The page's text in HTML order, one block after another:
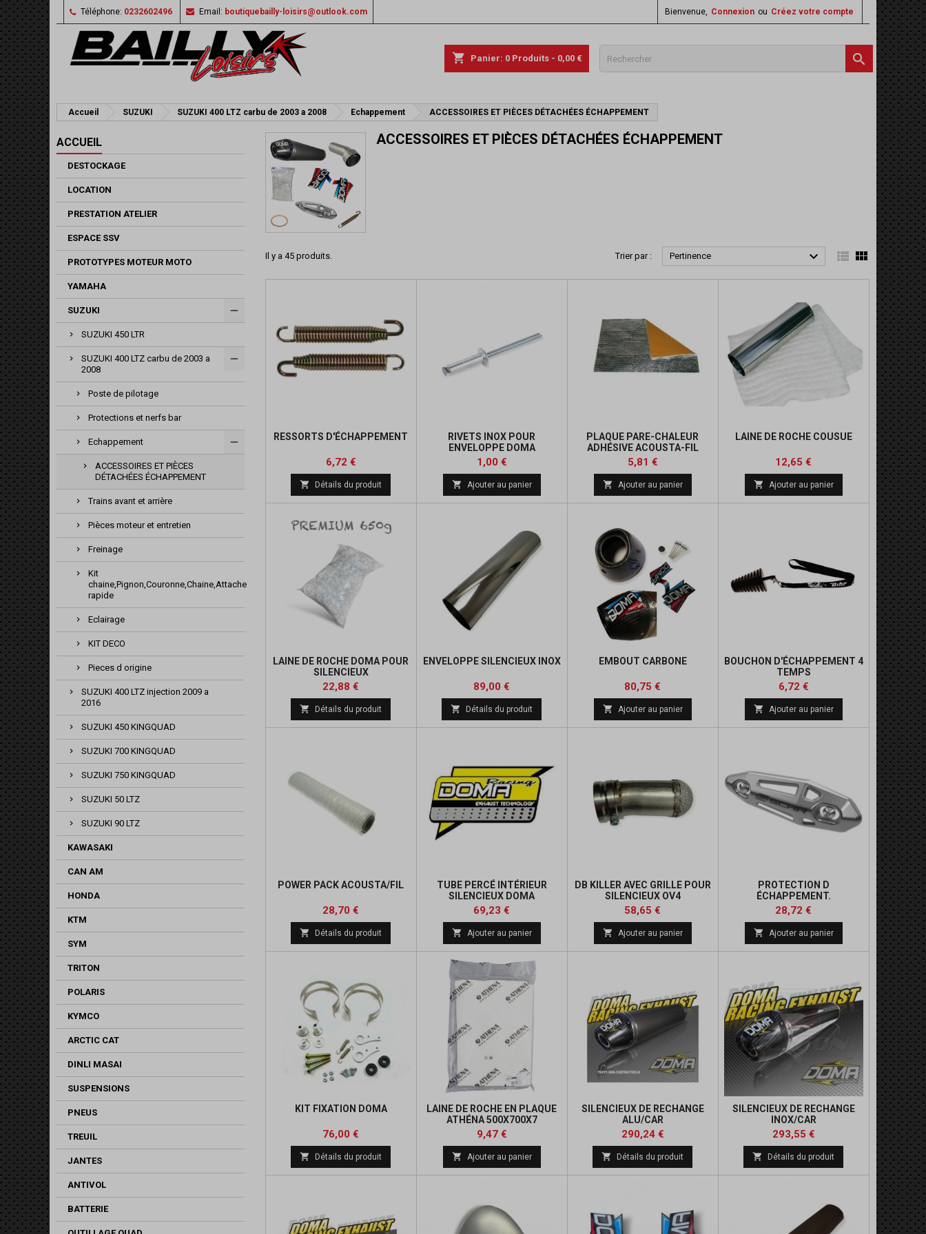
Téléphone: 0232602496 Email: boutiquebailly-loisirs@outlook.com Bienvenue, Connexion ou Créez votre compte

shopping_cart Panier: 0 Produits - 0,00 €
Accueil SUZUKI SUZUKI 400 LTZ carbu de 2003 a 2008 Echappement ACCESSOIRES ET PIÈCES DÉTACHÉES ÉCHAPPEMENT
ACCUEIL
DESTOCKAGE
LOCATION
PRESTATION ATELIER
ESPACE SSV
PROTOTYPES MOTEUR MOTO
YAMAHA
SUZUKI
SUZUKI 450 LTR
SUZUKI 400 LTZ carbu de 2003 a
2008
Poste de pilotage
Protections et nerfs bar
Echappement
ACCESSOIRES ET PIÈCES
DÉTACHÉES ÉCHAPPEMENT
Trains avant et arrière
Pièces moteur et entretien
Freinage
Kit
chaine,Pignon,Couronne,Chaine,Attache
rapide
Eclairage
KIT DECO
Pieces d origine
SUZUKI 400 LTZ injection 2009 a
2016
SUZUKI 450 KINGQUAD
SUZUKI 700 KINGQUAD
SUZUKI 750 KINGQUAD
SUZUKI 50 LTZ
SUZUKI 90 LTZ
KAWASAKI
CAN AM
HONDA
KTM
SYM
TRITON
POLARIS
KYMCO
ARCTIC CAT
DINLI MASAI
SUSPENSIONS
PNEUS
TREUIL
JANTES
ANTIVOL
BATTERIE
ACCESSOIRES ET PIÈCES DÉTACHÉES ÉCHAPPEMENT
Il y a 45 produits. Trier par : Pertinence   
RESSORTS D'ÉCHAPPEMENT
Prix
6,72 €Prix
base
 Détails du produit
RIVETS INOX POUR
ENVELOPPE DOMA
Prix
1,00 €
 Ajouter au panier
PLAQUE PARE-CHALEUR
ADHÉSIVE ACOUSTA-FIL
200X300MM
Prix
5,81 €Prix
base
 Ajouter au panier
LAINE DE ROCHE COUSUE
Prix
12,65 €
base
 Ajouter au panier
LAINE DE ROCHE DOMA POUR
SILENCIEUX
Prix
22,88 €
base
 Détails du produit
ENVELOPPE SILENCIEUX INOX
Prix
89,00 €
 Détails du produit
EMBOUT CARBONE
Prix
80,75 €
base
 Ajouter au panier
BOUCHON D'ÉCHAPPEMENT 4
TEMPS
Prix
6,72 €Prix
base
 Ajouter au panier
POWER PACK ACOUSTA/FIL
Prix
28,70 €
base
 Détails du produit
TUBE PERCÉ INTÉRIEUR
SILENCIEUX DOMA
Prix
69,23 €
 Ajouter au panier
DB KILLER AVEC GRILLE POUR
SILENCIEUX OV4
ALUMINIUM/CARBONE
Prix
58,65 €
base
 Ajouter au panier
PROTECTION D
ÉCHAPPEMENT.
Prix
28,72 €
base
 Ajouter au panier
KIT FIXATION DOMA
Prix
76,00 €
base
 Détails du produit
LAINE DE ROCHE EN PLAQUE
ATHÉNA 500X700X7
Prix
9,47 €Prix
base
 Ajouter au panier
SILENCIEUX DE RECHANGE
ALU/CAR
Prix
290,24 €Prix
de
base
 Détails du produit
SILENCIEUX DE RECHANGE
INOX/CAR
Prix
293,55 €Prix
de
base
 Détails du produit